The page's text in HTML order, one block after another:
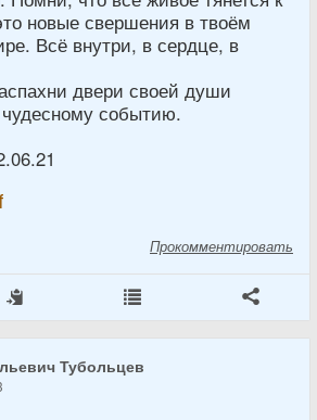
новые свершения в твоём
Всё внутри, в сердце, в
двери своей души
событию.
Прокомментировать
Тубольцев